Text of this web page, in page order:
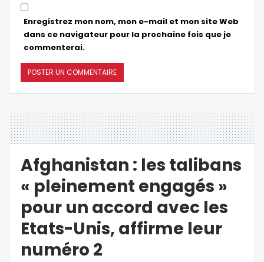
Enregistrez mon nom, mon e-mail et mon site Web
dans ce navigateur pour la prochaine fois que je
commenterai.
Afghanistan : les talibans
« pleinement engagés »
pour un accord avec les
Etats-Unis, affirme leur
numéro 2